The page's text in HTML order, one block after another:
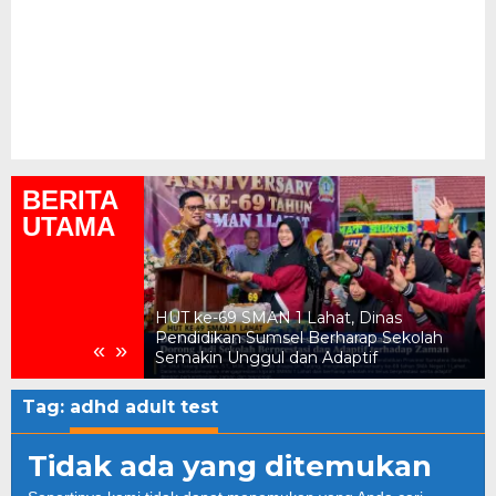
BERITA
UTAMA
« »
HUT ke-69 SMAN 1 Lahat, Dinas
Pendidikan Sumsel Berharap Sekolah
Semakin Unggul dan Adaptif
Tag: adhd adult test
Tidak ada yang ditemukan